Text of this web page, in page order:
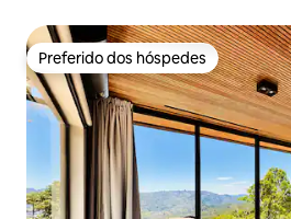
Preferido dos hóspedes
Preferido dos hóspedes